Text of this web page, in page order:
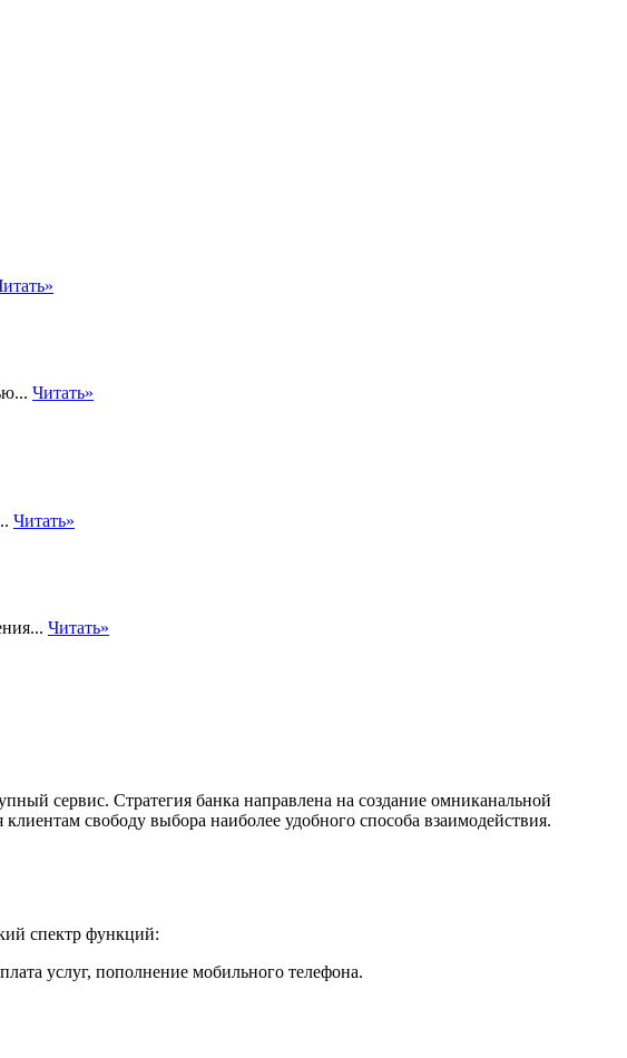
Читать»
Читать»
Читать»
сервис. Стратегия банка направлена на создание омниканальной
свободу выбора наиболее удобного способа взаимодействия.
спектр функций:
услуг, пополнение мобильного телефона.